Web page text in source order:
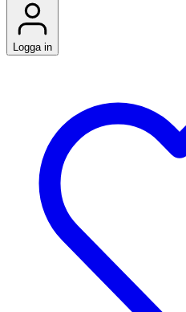
Logga in